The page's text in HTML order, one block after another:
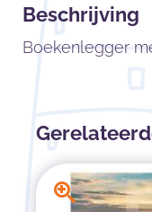
Beschrijving
Boekenlegger